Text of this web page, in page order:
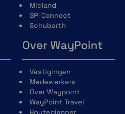
Midland
SP-Connect
Schuberth
Over WayPoint
Vestigingen
Medewerkers
Over Waypoint
WayPoint Travel
Routeplanner